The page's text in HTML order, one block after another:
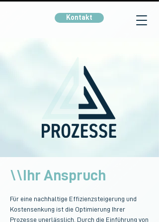
Kontakt
\\Ihr Anspruch
Für eine nachhaltige Effizienzsteigerung und
Kostensenkung ist die Optimierung Ihrer
Prozesse unerlässlich. Durch die Einführung von